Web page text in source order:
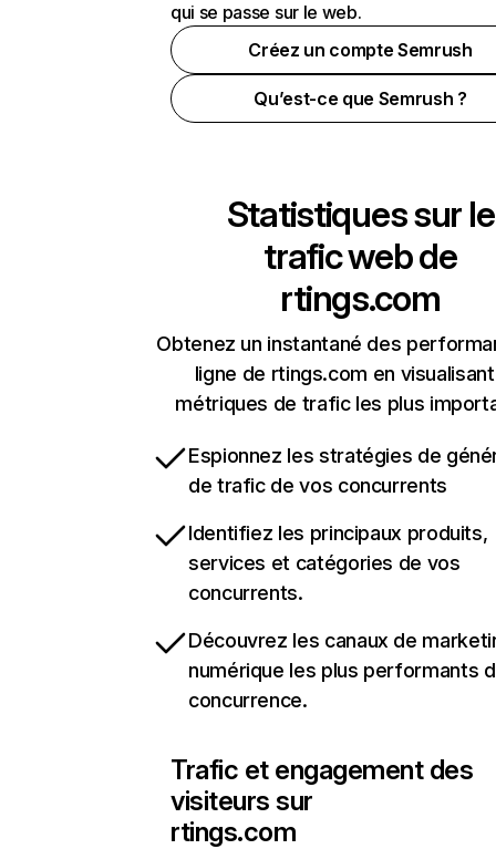
qui se passe sur le web.
Créez un compte Semrush
Qu’est-ce que Semrush ?
Statistiques sur le
trafic web de
rtings.com
Obtenez un instantané des
ligne de rtings.com en
métriques de trafic les plus
Espionnez les stratégies de
de trafic de vos concurrents
Identifiez les principaux produits,
services et catégories de vos
concurrents.
Découvrez les canaux de
numérique les plus performants
concurrence.
Trafic et engagement des
visiteurs sur
rtings.com